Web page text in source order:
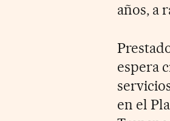
años, a
espera
en el